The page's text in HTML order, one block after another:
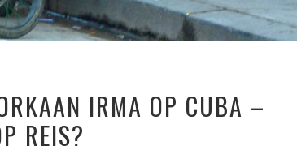
IRMA OP CUBA –
REIS?